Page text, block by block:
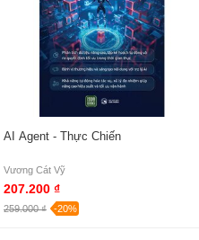
AI Agent - Thực Chiến
Vương Cát Vỹ
207.200 ₫
259.000 ₫ -20%